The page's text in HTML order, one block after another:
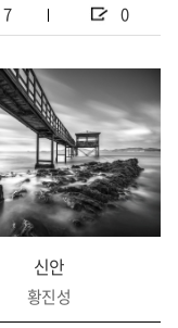
7
0
신안
황진성